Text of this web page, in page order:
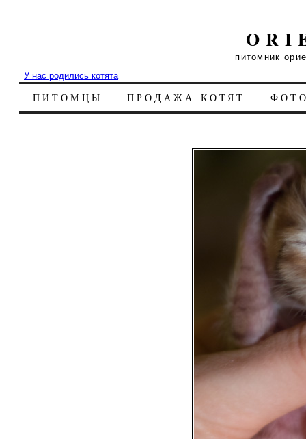
питомник
У нас родились котята
ПИТОМЦЫ ПРОДАЖА КОТЯТ